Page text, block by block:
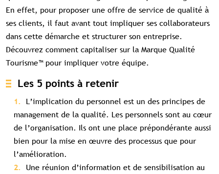
En effet, pour proposer une offre de service de qualité à
ses clients, il faut avant tout impliquer ses collaborateurs
dans cette démarche et structurer son entreprise.
Découvrez comment capitaliser sur la Marque Qualité
Tourisme™ pour impliquer votre équipe.
Les 5 points à retenir
L’implication du personnel est un des principes de
management de la qualité. Les personnels sont au cœur
de l’organisation. Ils ont une place prépondérante aussi
bien pour la mise en œuvre des processus que pour
l’amélioration.
Une réunion d’information et de sensibilisation au